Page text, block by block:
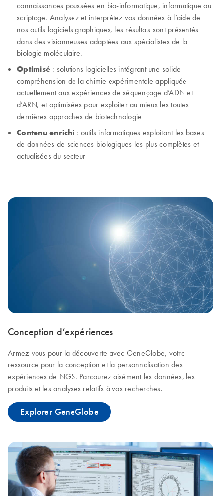
connaissances poussées en bio-informatique, informatique ou
scriptage. Analysez et interprétez vos données à l’aide de
nos outils logiciels graphiques, les résultats sont présentés
dans des visionneuses adaptées aux spécialistes de la
biologie moléculaire.
Optimisé : solutions logicielles intégrant une solide
compréhension de la chimie expérimentale appliquée
actuellement aux expériences de séquençage d’ADN et
d’ARN, et optimisées pour exploiter au mieux les toutes
dernières approches de biotechnologie
Contenu enrichi: outils informatiques exploitant les bases
de données de sciences biologiques les plus complètes et
actualisées du secteur
Conception d’expériences
Armez-vous pour la découverte avec GeneGlobe, votre
ressource pour la conception et la personnalisation des
expériences de NGS. Parcourez aisément les données, les
produits et les analyses relatifs à vos recherches.
Explorer GeneGlobe